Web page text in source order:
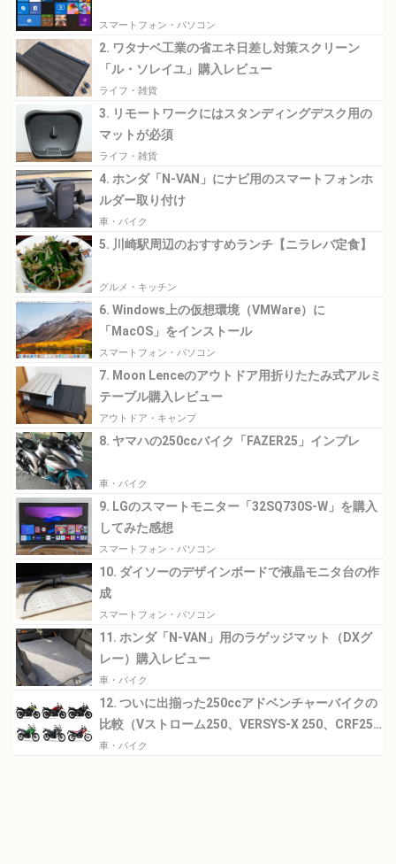
スマートフォン・パソコン
2. ワタナベ工業の省エネ日差し対策スクリーン
「ル・ソレイユ」購入レビュー
ライフ・雑貨
3. リモートワークにはスタンディングデスク用の
マットが必須
ライフ・雑貨
4. ホンダ「N-VAN」にナビ用のスマートフォンホ
ルダー取り付け
車・バイク
5. 川崎駅周辺のおすすめランチ【ニラレバ定食】
グルメ・キッチン
6. Windows上の仮想環境（VMWare）に
「MacOS」をインストール
スマートフォン・パソコン
7. Moon Lenceのアウトドア用折りたたみ式アルミ
テーブル購入レビュー
アウトドア・キャンプ
8. ヤマハの250ccバイク「FAZER25」インプレ
車・バイク
9. LGのスマートモニター「32SQ730S-W」を購入
してみた感想
スマートフォン・パソコン
10. ダイソーのデザインボードで液晶モニタ台の作
成
スマートフォン・パソコン
11. ホンダ「N-VAN」用のラゲッジマット（DXグ
レー）購入レビュー
車・バイク
12. ついに出揃った250ccアドベンチャーバイクの
比較（Vストローム250、VERSYS-X 250、CRF250
RALLY）
車・バイク